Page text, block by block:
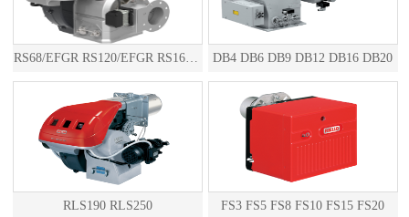
DB4 DB6 DB9 DB12 DB16 DB20
RLS190 RLS250 FS3 FS5 FS8 FS10 FS15 FS20